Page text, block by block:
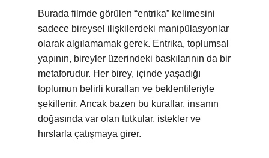
Burada filmde görülen “entrika” kelimesini
sadece bireysel ilişkilerdeki manipülasyonlar
olarak algılamamak gerek. Entrika, toplumsal
yapının, bireyler üzerindeki baskılarının da bir
metaforudur. Her birey, içinde yaşadığı
toplumun belirli kuralları ve beklentileriyle
şekillenir. Ancak bazen bu kurallar, insanın
doğasında var olan tutkular, istekler ve
hırslarla çatışmaya girer.